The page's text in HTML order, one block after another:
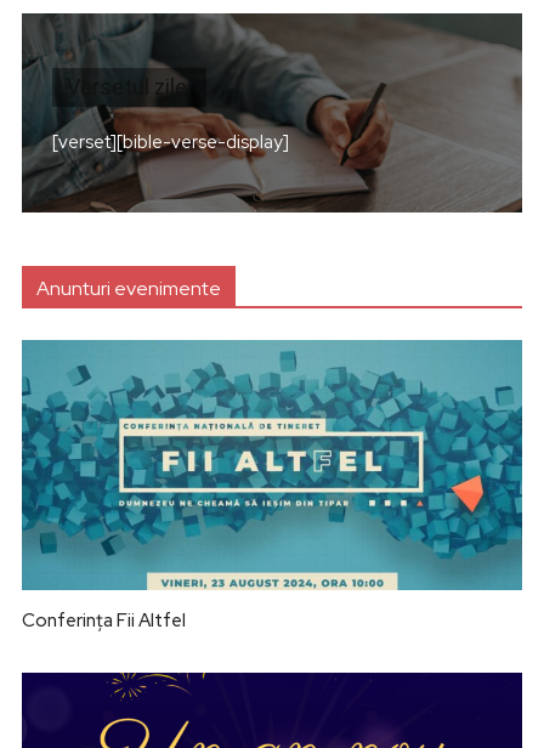
Versetul zilei
[verset][bible-verse-display]
Anunturi evenimente
Conferința Fii Altfel